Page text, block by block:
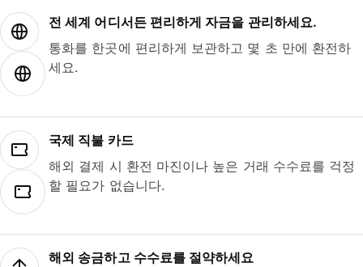
전 세계 어디서든 편리하게 자금을 관리하세요.
통화를 한곳에 편리하게 보관하고 몇 초 만에 환전하
세요.
국제 직불 카드
해외 결제 시 환전 마진이나 높은 거래 수수료를 걱정
할 필요가 없습니다.
해외 송금하고 수수료를 절약하세요